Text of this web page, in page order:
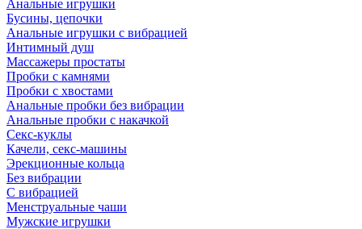
Анальные игрушки
Бусины, цепочки
Анальные игрушки с вибрацией
Интимный душ
Массажеры простаты
Пробки с камнями
Пробки с хвостами
Анальные пробки без вибрации
Анальные пробки с накачкой
Секс-куклы
Качели, секс-машины
Эрекционные кольца
Без вибрации
С вибрацией
Менструальные чаши
Мужские игрушки